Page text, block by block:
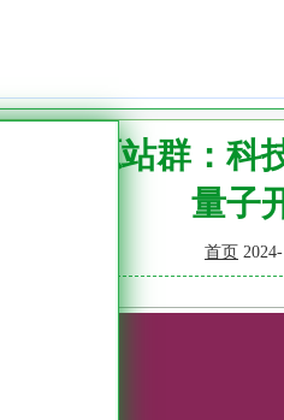
量子开源站群：
量子
首页